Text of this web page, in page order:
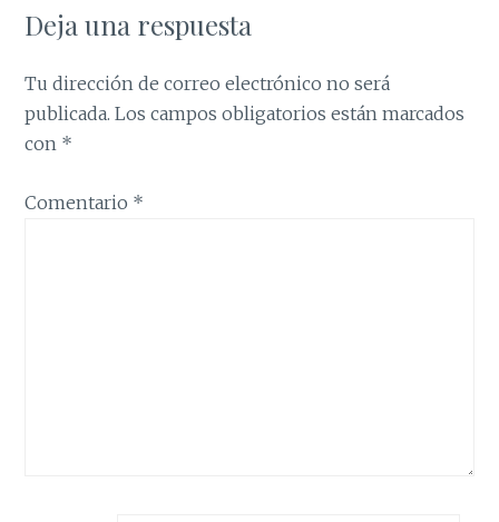
Deja una respuesta
Tu dirección de correo electrónico no será
publicada. Los campos obligatorios están marcados
con *
Comentario *